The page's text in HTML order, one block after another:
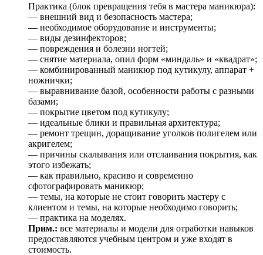
Практика (блок превращения тебя в мастера маникюра):
— внешний вид и безопасность мастера;
— необходимое оборудование и инструменты;
— виды дезинфекторов;
— повреждения и болезни ногтей;
— снятие материала, опил форм «миндаль» и «квадрат»;
— комбинированный маникюр под кутикулу, аппарат +
ножнички;
— выравнивание базой, особенности работы с разными
базами;
— покрытие цветом под кутикулу;
— идеальные блики и правильная архитектура;
— ремонт трещин, доращивание уголков полигелем или
акригелем;
— причины скалывания или отслаивания покрытия, как
этого избежать;
— как правильно, красиво и современно
сфотографировать маникюр;
— темы, на которые не стоит говорить мастеру с
клиентом и темы, на которые необходимо говорить;
— практика на моделях.
Прим.: все материалы и модели для отработки навыков
предоставляются учебным центром и уже входят в
стоимость.